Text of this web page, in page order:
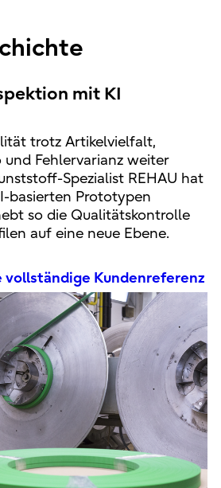
mit KI
trotz Artikelvielfalt,
Fehlervarianz weiter
Spezialist REHAU hat
basierten Prototypen
so die Qualitätskontrolle
auf eine neue Ebene.
vollständige Kundenreferenz